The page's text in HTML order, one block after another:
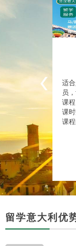
利语学
适
员
课
学语
课
留学意大利优